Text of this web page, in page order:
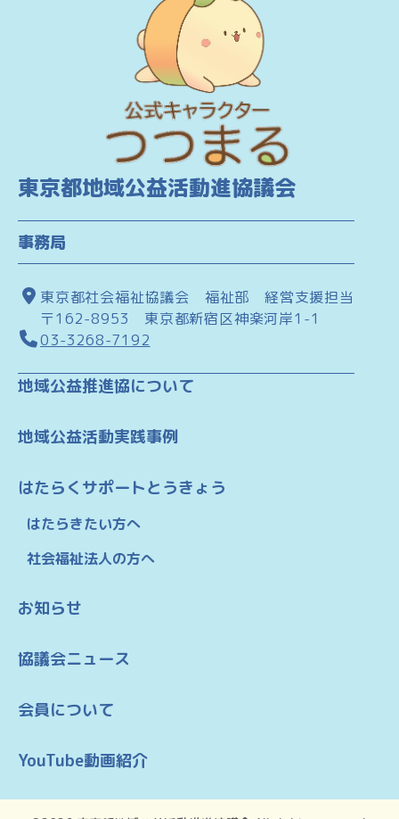
東京都地域公益活動進協議会
事務局
東京都社会福祉協議会 福祉部 経営支援担当
〒162-8953 東京都新宿区神楽河岸1-1
03-3268-7192
地域公益推進協について
地域公益活動実践事例
はたらくサポートとうきょう
はたらきたい方へ
社会福祉法人の方へ
お知らせ
協議会ニュース
会員について
YouTube動画紹介